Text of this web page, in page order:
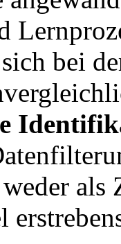
bei
als